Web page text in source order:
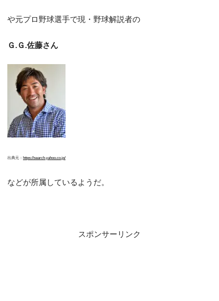
や元プロ野球選手で現・野球解説者の
Ｇ.Ｇ.佐藤さん
出典元： https://search.yahoo.co.jp/
などが所属しているようだ。
スポンサーリンク